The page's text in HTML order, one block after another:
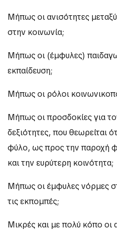
Μήπως οι ανισότητες
στην κοινωνία;
Μήπως οι (έμφυλες)
εκπαίδευση;
Μήπως οι ρόλοι
Μήπως οι προσδοκίες για
δεξιότητες, που θεωρείται
φύλο, ως προς την παροχή
και την ευρύτερη κοινότητα;
Μήπως οι έμφυλες νόρμες
τις εκπομπές;
Μικρές και με πολύ κόπο οι